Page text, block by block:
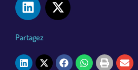
Partagez